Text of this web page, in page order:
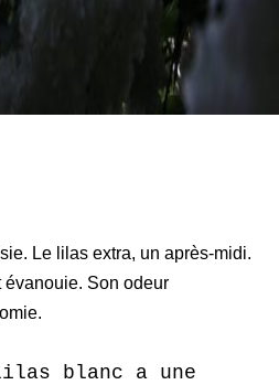
Le lilas extra, un après-midi.
évanouie. Son odeur
blanc a une